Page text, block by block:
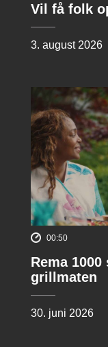
Vil få folk
3. august 2026
00:50
Rema
grillmaten
30. juni 2026